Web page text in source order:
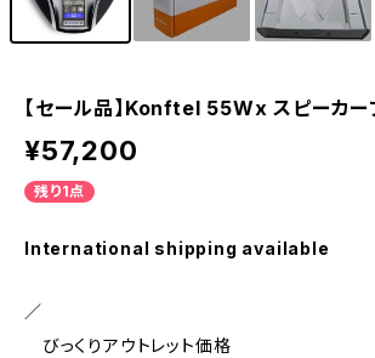
【セール品】Konftel 55Wx スピーカー
¥57,200
残り1点
International shipping available
／
びっくりアウトレット価格